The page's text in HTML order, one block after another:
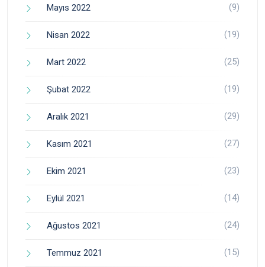
Mayıs 2022 (9)
Nisan 2022 (19)
Mart 2022 (25)
Şubat 2022 (19)
Aralık 2021 (29)
Kasım 2021 (27)
Ekim 2021 (23)
Eylül 2021 (14)
Ağustos 2021 (24)
Temmuz 2021 (15)